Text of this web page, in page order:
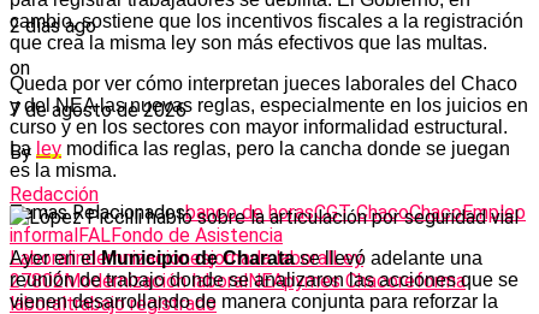
cambio, sostiene que los incentivos fiscales a la registración
que crea la misma ley son más efectivos que las multas.
Queda por ver cómo interpretan jueces laborales del Chaco
y del NEA las nuevas reglas, especialmente en los juicios en
curso y en los sectores con mayor informalidad estructural.
La ley modifica las reglas, pero la cancha donde se juegan
es la misma.
Temas Relacionadosbanco de horasCGT ChacoChacoEmpleo
informalFALFondo de Asistencia
Laboralindemnizacionesjornada laboralLey
27802Modernización laboralNEApymes Chacoreforma
laboraltrabajo registrado
2 días ago
on
7 de agosto de 2026
By
Redacción
Ayer en elMunicipio de Charatase llevó adelante una
reunión de trabajo donde se analizaron las acciones que se
vienen desarrollando de manera conjunta para reforzar la